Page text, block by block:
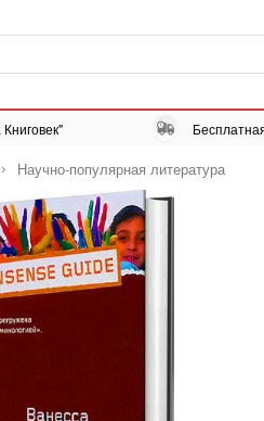
Научно-популярная литература